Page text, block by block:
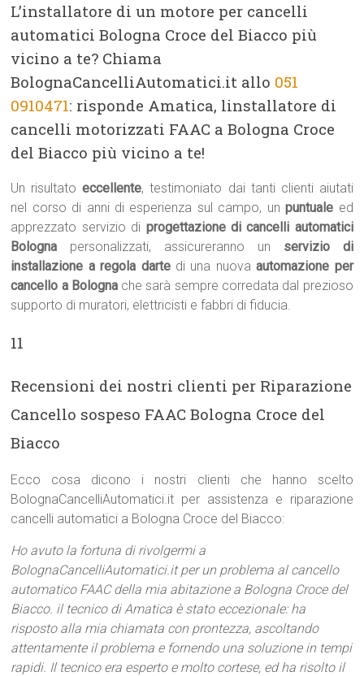
L’installatore di un motore per cancelli
automatici Bologna Croce del Biacco più
vicino a te? Chiama
BolognaCancelliAutomatici.it allo 051
0910471: risponde Amatica, linstallatore di
cancelli motorizzati FAAC a Bologna Croce
del Biacco più vicino a te!
Un risultatoeccellente, testimoniato dai tanti clienti aiutati
nel corso di anni di esperienza sul campo, unpuntuale ed
apprezzato servizio di progettazione di cancelli automatici
Bologna personalizzati, assicureranno un servizio di
installazione a regola dartedi una nuovaautomazione per
cancello a Bologna che sarà sempre corredata dal prezioso
supporto di muratori, elettricisti e fabbri di fiducia.
11
Recensioni dei nostri clienti per Riparazione
Cancello sospeso FAAC Bologna Croce del
Biacco
Ecco cosa dicono i nostri clienti che hanno scelto
BolognaCancelliAutomatici.it per assistenza e riparazione
cancelli automatici a Bologna Croce del Biacco:
Ho avuto la fortuna di rivolgermi a
BolognaCancelliAutomatici.it per un problema al cancello
automatico FAAC della mia abitazione a Bologna Croce del
Biacco. il tecnico di Amatica è stato eccezionale: ha
risposto alla mia chiamata con prontezza, ascoltando
attentamente il problema e fornendo una soluzione in tempi
rapidi. Il tecnico era esperto e molto cortese, ed ha risolto il